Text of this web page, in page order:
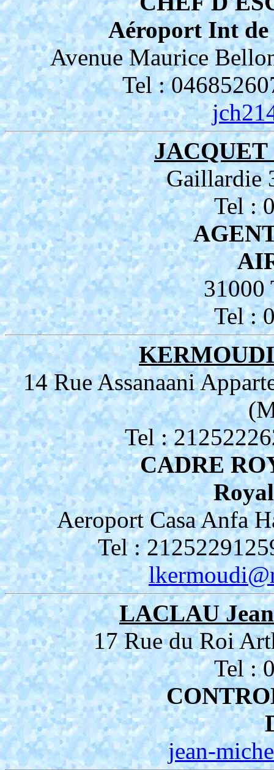
Aéroport Int de
Avenue Maurice
Tel :
JACQUET
Gaillardie
Tel :
31000
Tel :
14 Rue Assanaani
Tel :
CADRE
Aeroport Casa Anfa
Tel :
LACLAU
17 Rue du Roi
Tel :
jean-